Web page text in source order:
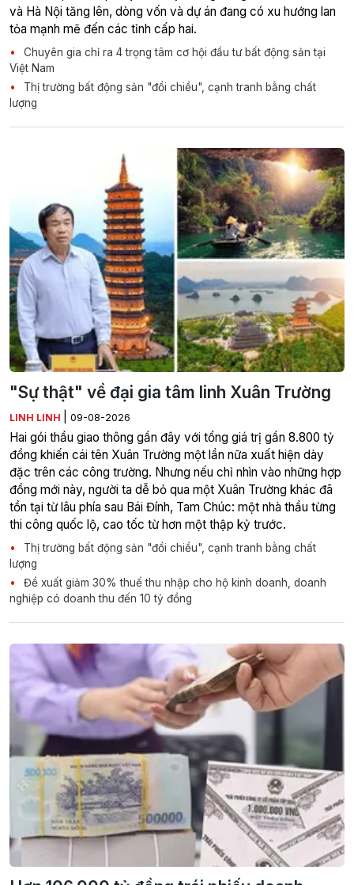
và Hà Nội tăng lên, dòng vốn và dự án đang có xu hướng lan
tỏa mạnh mẽ đến các tỉnh cấp hai.
Chuyên gia chỉ ra 4 trọng tâm cơ hội đầu tư bất động sản tại
Việt Nam
Thị trường bất động sản "đổi chiều", cạnh tranh bằng chất
lượng
"Sự thật" về đại gia tâm linh Xuân Trường
LINH LINH 09-08-2026
Hai gói thầu giao thông gần đây với tổng giá trị gần 8.800 tỷ
đồng khiến cái tên Xuân Trường một lần nữa xuất hiện dày
đặc trên các công trường. Nhưng nếu chỉ nhìn vào những hợp
đồng mới này, người ta dễ bỏ qua một Xuân Trường khác đã
tồn tại từ lâu phía sau Bái Đính, Tam Chúc: một nhà thầu từng
thi công quốc lộ, cao tốc từ hơn một thập kỷ trước.
Thị trường bất động sản "đổi chiều", cạnh tranh bằng chất
lượng
Đề xuất giảm 30% thuế thu nhập cho hộ kinh doanh, doanh
nghiệp có doanh thu đến 10 tỷ đồng